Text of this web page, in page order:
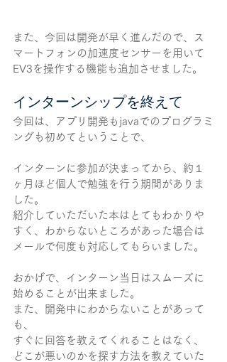
また、今回は開発が早く進んだので、ス
マートフォンの加速度センサーを用いて
EV3を操作する機能も追加させました。
インターンシップを終えて
今回は、アプリ開発もjavaでのプログラミ
ングも初めてということで、
インターンに参加が決まってから、約１
ヶ月ほど個人で勉強を行う期間がありま
した。
紹介していただいた本はとてもわかりや
すく、わからないところがあった場合は
メールで何度も対応してもらいました。
おかげで、インターン当日はスムーズに
始めることが出来ました。
また、開発中にわからないことがあって
も、
すぐに回答を教えてくれることはなく、
どこが悪いのかを探す方法を教えていた